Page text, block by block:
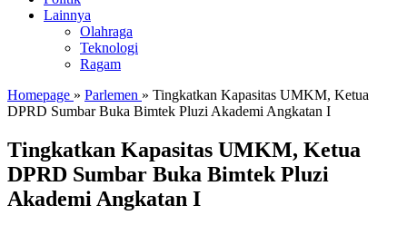
Lainnya
Olahraga
Teknologi
Ragam
Homepage » Parlemen » Tingkatkan Kapasitas UMKM, Ketua
DPRD Sumbar Buka Bimtek Pluzi Akademi Angkatan I
Tingkatkan Kapasitas UMKM, Ketua
DPRD Sumbar Buka Bimtek Pluzi
Akademi Angkatan I